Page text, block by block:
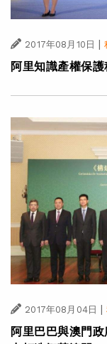
2017年08月10日 |
阿里知識產權保
2017年08月04日
阿里巴巴與澳門